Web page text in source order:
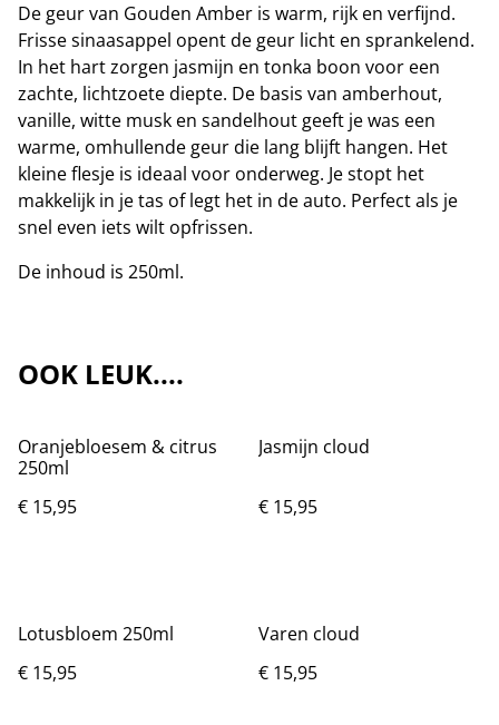
De geur van Gouden Amber is warm, rijk en verfijnd.
Frisse sinaasappel opent de geur licht en sprankelend.
In het hart zorgen jasmijn en tonka boon voor een
zachte, lichtzoete diepte. De basis van amberhout,
vanille, witte musk en sandelhout geeft je was een
warme, omhullende geur die lang blijft hangen. Het
kleine flesje is ideaal voor onderweg. Je stopt het
makkelijk in je tas of legt het in de auto. Perfect als je
snel even iets wilt opfrissen.
De inhoud is 250ml.
OOK LEUK....
Oranjebloesem & citrus
250ml
€ 15,95
Jasmijn cloud
€ 15,95
Lotusbloem 250ml
€ 15,95
Varen cloud
€ 15,95